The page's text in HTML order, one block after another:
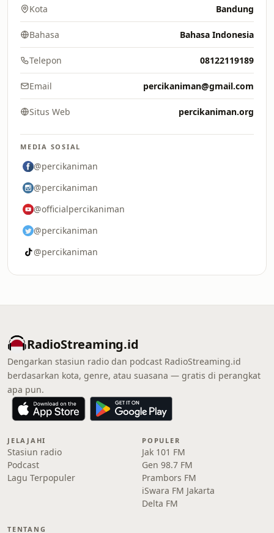
Kota Bandung
Bahasa Bahasa Indonesia
Telepon 08122119189
Email percikaniman@gmail.com
Situs Web percikaniman.org
MEDIA SOSIAL
@percikaniman
@percikaniman
@officialpercikaniman
@percikaniman
@percikaniman
RadioStreaming.id
Dengarkan stasiun radio dan podcast RadioStreaming.id
berdasarkan kota, genre, atau suasana — gratis di perangkat
apa pun.
JELAJAHI
Stasiun radio
Podcast
Lagu Terpopuler
POPULER
Jak 101 FM
Gen 98.7 FM
Prambors FM
iSwara FM Jakarta
Delta FM
TENTANG